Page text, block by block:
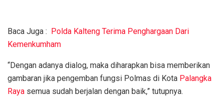
Baca Juga : Polda Kalteng Terima Penghargaan Dari
Kemenkumham
“Dengan adanya dialog, maka diharapkan bisa memberikan
gambaran jika pengemban fungsi Polmas di Kota Palangka
Raya semua sudah berjalan dengan baik,” tutupnya.